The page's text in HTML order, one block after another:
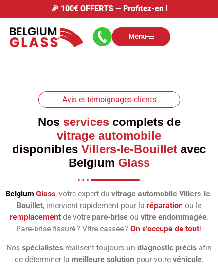
🎉 100€ OFFERTS— Profitez-en!
Menu
Avis et témoignages clients
Nos servicescomplets de
vitrage automobile
disponibles Villers-le-Bouillet avec
Belgium Glass
Belgium Glass, votre expert du vitrage automobile Villers-le-
Bouillet, intervient rapidement pour la réparation ou le
remplacementde votre pare‑briseou vitre endommagée.
Pare‑brise fissuré ? Vitre cassée ? On s’occupe de tout!
Nos spécialistes réalisent toujours un diagnostic précis afin
de déterminer la meilleure solution pour votre véhicule.